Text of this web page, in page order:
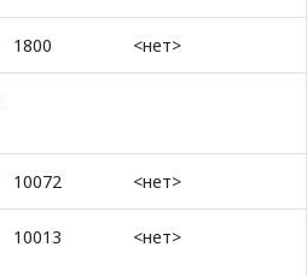
1800 <нет>
10072 <нет>
10013 <нет>